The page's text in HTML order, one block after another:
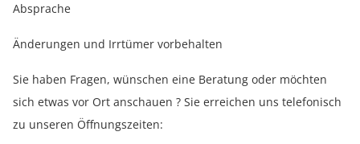
Absprache
Änderungen und Irrtümer vorbehalten
Sie haben Fragen, wünschen eine Beratung oder möchten
sich etwas vor Ort anschauen ? Sie erreichen uns telefonisch
zu unseren Öffnungszeiten: